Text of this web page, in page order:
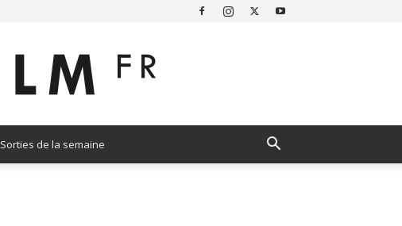
Sorties de la semaine